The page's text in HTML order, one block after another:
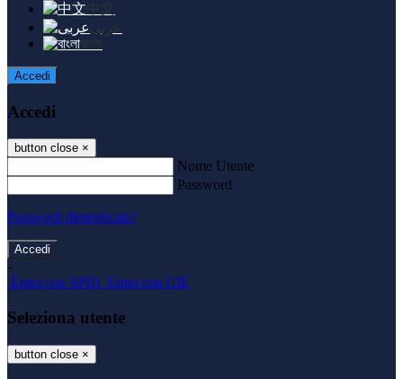
中文
عربى
বাংলা
Accedi
Accedi
button close ×
Nome Utente
Password
Password dimenticata?
-
Entra con SPID Entra con CIE
Seleziona utente
button close ×